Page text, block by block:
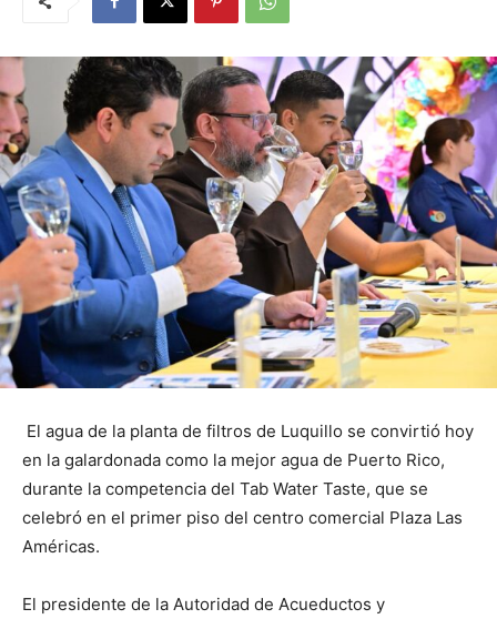
El agua de la planta de filtros de Luquillo se convirtió hoy
en la galardonada como la mejor agua de Puerto Rico,
durante la competencia del Tab Water Taste, que se
celebró en el primer piso del centro comercial Plaza Las
Américas.
El presidente de la Autoridad de Acueductos y